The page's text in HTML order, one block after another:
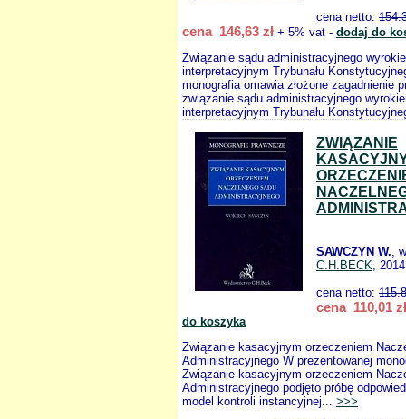
cena netto:
cena 146,63 zł + 5% vat - dodaj do
Związanie sądu administracyjnego
interpretacyjnym Trybunału
monografia omawia złożone zagadnienie
związanie sądu administracyjnego
interpretacyjnym Trybunału
ZWIĄZANIE
SAWCZYN W.,
C.H.BECK,
cena netto:
cena 110,01 zł
do koszyka
Związanie kasacyjnym orzeczeniem
Administracyjnego W prezentowanej
Związanie kasacyjnym orzeczeniem
Administracyjnego podjęto próbę
model kontroli instancyjnej... >>>